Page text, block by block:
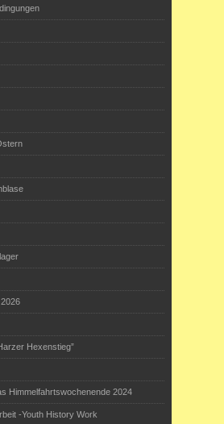
Hexenstieg”
Himmelfahrtswochenende 2024
-Youth History Work